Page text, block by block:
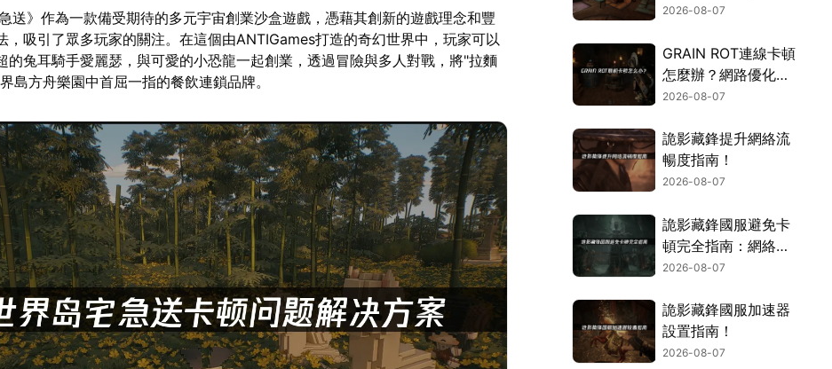
急送》作為一款備受期待的多元宇宙創業沙盒遊戲，憑藉其創新的遊戲理念和豐
，吸引了眾多玩家的關注。在這個由ANTIGames打造的奇幻世界中，玩家可以
的兔耳騎手愛麗瑟，與可愛的小恐龍一起創業，透過冒險與多人對戰，將"拉麵
島方舟樂園中首屈一指的餐飲連鎖品牌。
次搞定！
2026-08-07
GRAIN ROT連線卡頓
怎麼辦？網路優化這
樣解決！
2026-08-07
詭影藏鋒提升網絡流
暢度指南！
2026-08-07
詭影藏鋒國服避免卡
頓完全指南：網絡優
化與解決技巧！
2026-08-07
詭影藏鋒國服加速器
設置指南！
2026-08-07